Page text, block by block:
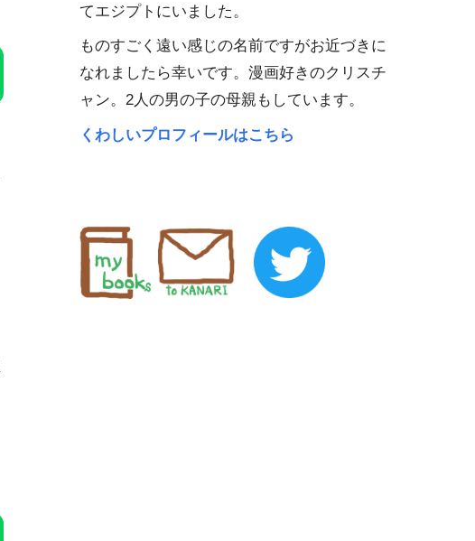
てエジプトにいました。
ものすごく遠い感じの名前ですがお近づきに
なれましたら幸いです。漫画好きのクリスチ
ャン。2人の男の子の母親もしています。
くわしいプロフィールはこちら